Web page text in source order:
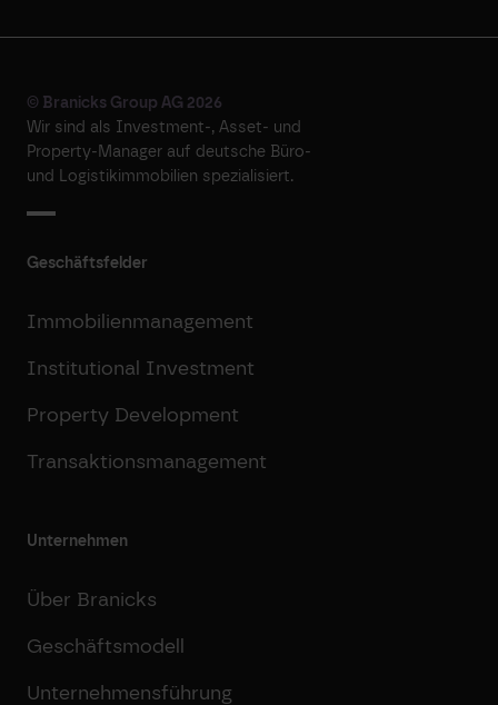
© Branicks Group AG 2026
Wir sind als ­Investment-, ­Asset- und
­Property-Manager auf deutsche ­Büro-
und Logistikimmobilien spezialisiert.
Geschäftsfelder
Immobilienmanagement
Institutional Investment
Property Development
Transaktionsmanagement
Unternehmen
Über Branicks
Geschäftsmodell
Unternehmensführung